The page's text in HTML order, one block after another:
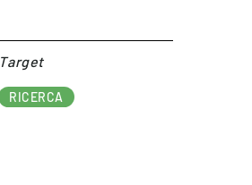
Target​
RICERCA